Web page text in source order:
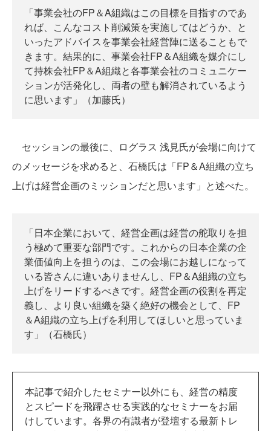
「事業会社のFP＆A組織はこの目標を目指すのであ
れば、こんなコスト削減策を実施してはどうか、と
いったアドバイスを事業会社経営陣に送ることもで
きます。結果的に、事業会社FP＆A組織を媒介にし
て持株会社FP＆A組織と各事業会社のコミュニケー
ションが活発化し、両者の壁も解消されているよう
に思います」（加藤氏）
セッションの最後に、ログラス 浅見氏が会場に向けて
のメッセージを求めると、石橋氏は「FP＆A組織の立ち
上げは経営企画のミッションだと思います」と述べた。
「日本企業において、経営企画は経営の舵取りを担
う極めて重要な部門です。これからの日本企業の企
業価値向上を担うのは、この会場にお越しになって
いる皆さんに違いありませんし、FP＆A組織の立ち
上げをリードするべきです。経営企画の役割を再定
義し、より良い組織を築く絶好の機会として、FP
＆A組織の立ち上げを利用してほしいと思っていま
す」（石橋氏）
本記事で紹介したセミナー以外にも、経営の精度
とスピードを飛躍させる実践的なセミナーをお届
けしています。各界の有識者が登壇する最新トレ